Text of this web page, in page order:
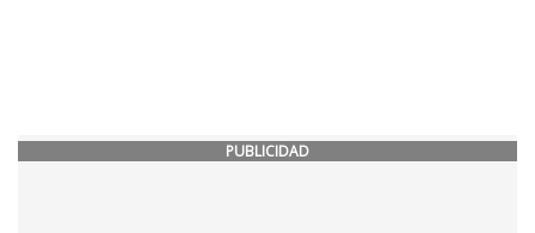
PUBLICIDAD